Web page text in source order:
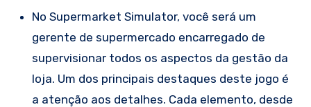
No Supermarket Simulator, você será um
gerente de supermercado encarregado de
supervisionar todos os aspectos da gestão da
loja. Um dos principais destaques deste jogo é
a atenção aos detalhes. Cada elemento, desde